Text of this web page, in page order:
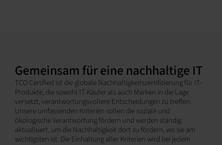
Gemeinsam für eine nachhaltige IT
TCO Certified ist die globale Nachhaltigkeitszertifizierung für IT-
Produkte, die sowohl IT-Käufer als auch Marken in die Lage
versetzt, verantwortungsvollere Entscheidungen zu treffen.
Unsere umfassenden Kriterien sollen die soziale und
ökologische Verantwortung fördern und werden ständig
aktualisiert, um die Nachhaltigkeit dort zu fördern, wo sie am
wichtigsten ist. Die Einhaltung aller Kriterien wird bei jedem